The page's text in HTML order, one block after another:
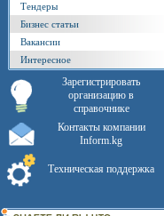
Тендеры
Бизнес статьи
Вакансии
Интересное
Зарегистрировать
организацию в
справочнике
Контакты компании
Inform.kg
Техническая поддержка